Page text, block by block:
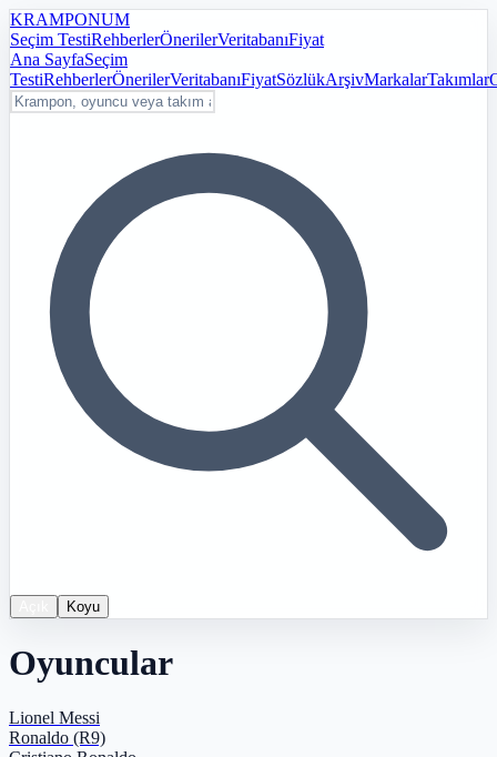
KRAMPONUM
Seçim TestiRehberlerÖnerilerVeritabanıFiyat
Ana SayfaSeçim
TestiRehberlerÖnerilerVeritabanıFiyatSözlükArşivMarkalarTakımlar
Koyu
Oyuncular
Lionel Messi
Ronaldo (R9)